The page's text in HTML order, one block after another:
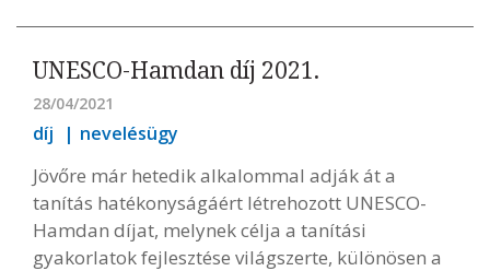
UNESCO-Hamdan díj 2021.
28/04/2021
díj nevelésügy
Jövőre már hetedik alkalommal adják át a
tanítás hatékonyságáért létrehozott UNESCO-
Hamdan díjat, melynek célja a tanítási
gyakorlatok fejlesztése világszerte, különösen a